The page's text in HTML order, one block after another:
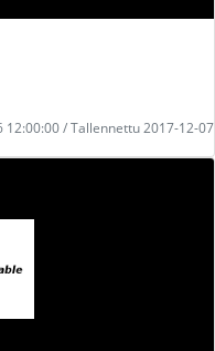
12:00:00 / Tallennettu 2017-12-07